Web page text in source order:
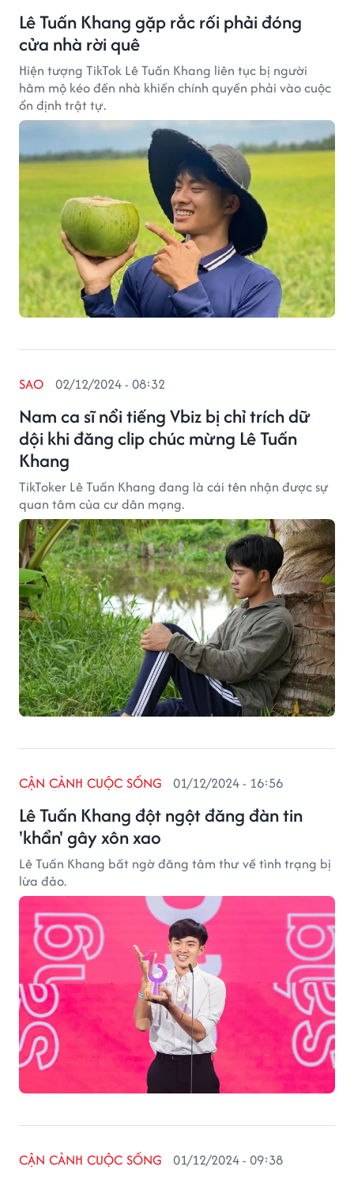
Lê Tuấn Khang gặp rắc rối phải đóng
cửa nhà rời quê
Hiện tượng TikTok Lê Tuấn Khang liên tục bị người
hâm mộ kéo đến nhà khiến chính quyền phải vào cuộc
ổn định trật tự.
Nam ca sĩ nổi tiếng Vbiz bị chỉ trích dữ
dội khi đăng clip chúc mừng Lê Tuấn
Khang
SAO 02/12/2024 - 08:32
TikToker Lê Tuấn Khang đang là cái tên nhận được sự
quan tâm của cư dân mạng.
Lê Tuấn Khang đột ngột đăng đàn tin
'khẩn' gây xôn xao
CẬN CẢNH CUỘC SỐNG 01/12/2024 - 16:56
Lê Tuấn Khang bất ngờ đăng tâm thư về tình trạng bị
lừa đảo.
CẬN CẢNH CUỘC SỐNG 01/12/2024 - 09:38